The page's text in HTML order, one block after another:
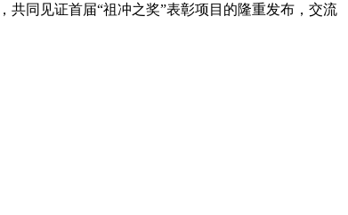
同见证首届“祖冲之奖”表彰项目的隆重发布，交流